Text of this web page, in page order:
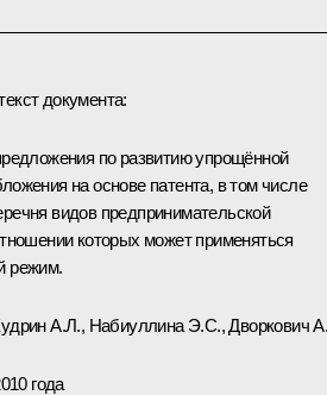
документа:
по развитию упрощённой
на основе патента, в том числе
видов предпринимательской
которых может применяться
режим.
А.Л., Набиуллина Э.С.,Дворкович
года